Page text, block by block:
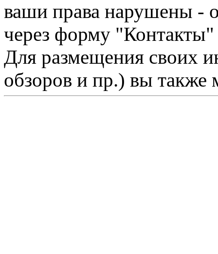
ваши права нарушены -
через форму "Контакты"
Для размещения своих
обзоров и пр.) вы также